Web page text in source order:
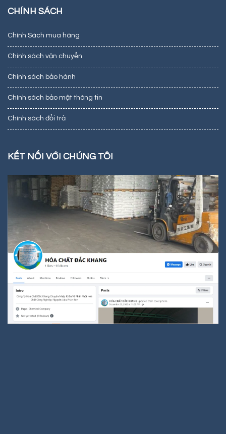
CHÍNH SÁCH
Chính Sách mua hàng
Chính sách vận chuyển
Chính sách bảo hành
Chính sách bảo mật thông tin
Chính sách đổi trả
KẾT NỐI VỚI CHÚNG TÔI